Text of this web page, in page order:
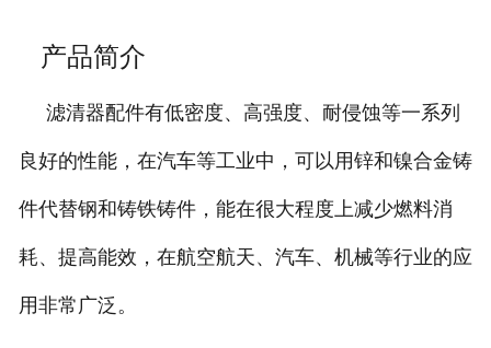
产品简介
滤清器配件有低密度、高强度、耐侵蚀等一系列
良好的性能，在汽车等工业中，可以用锌和镍合金铸
件代替钢和铸铁铸件，能在很大程度上减少燃料消
耗、提高能效，在航空航天、汽车、机械等行业的应
用非常广泛。